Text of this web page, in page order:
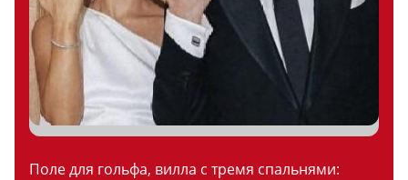
Поле для гольфа, вилла с тремя спальнями: